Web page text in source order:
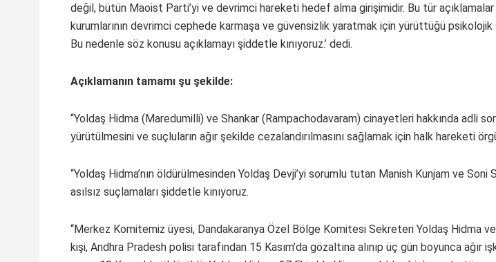
değil, bütün Maoist Parti’yi ve devrimci hareketi hedef alma girişimidir. Bu tür
kurumlarının devrimci cephede karmaşa ve güvensizlik yaratmak için yürüttüğü psikolojik
Bu nedenle söz konusu açıklamayı şiddetle kınıyoruz.’ dedi.
Açıklamanın tamamı şu şekilde:
“Yoldaş Hidma (Maredumilli) ve Shankar (Rampachodavaram) cinayetleri hakkında adli
yürütülmesini ve suçluların ağır şekilde cezalandırılmasını sağlamak için halk hareketi
“Yoldaş Hidma’nın öldürülmesinden Yoldaş Devji’yi sorumlu tutan Manish Kunjam ve Soni
asılsız suçlamaları şiddetle kınıyoruz.
“Merkez Komitemiz üyesi, Dandakaranya Özel Bölge Komitesi Sekreteri Yoldaş Hidma
kişi, Andhra Pradesh polisi tarafından 15 Kasım’da gözaltına alınıp üç gün boyunca ağır